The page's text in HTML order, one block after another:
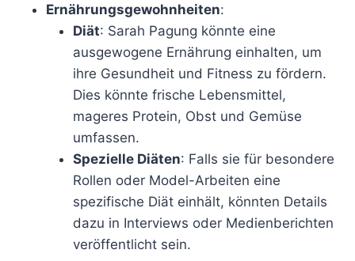
Ernährungsgewohnheiten:
Diät: Sarah Pagung könnte eine
ausgewogene Ernährung einhalten, um
ihre Gesundheit und Fitness zu fördern.
Dies könnte frische Lebensmittel,
mageres Protein, Obst und Gemüse
umfassen.
Spezielle Diäten: Falls sie für besondere
Rollen oder Model-Arbeiten eine
spezifische Diät einhält, könnten Details
dazu in Interviews oder Medienberichten
veröffentlicht sein.